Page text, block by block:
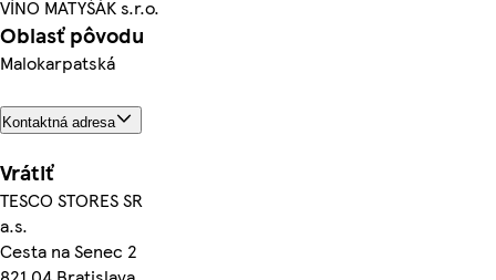
VÍNO MATYŠÁK s.r.o.
Oblasť pôvodu
Malokarpatská
Kontaktná adresa
Vrátiť
TESCO STORES SR
a.s.
Cesta na Senec 2